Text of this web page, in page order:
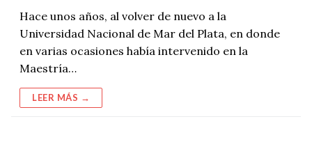
Hace unos años, al volver de nuevo a la
Universidad Nacional de Mar del Plata, en donde
en varias ocasiones había intervenido en la
Maestría…
LEER MÁS →